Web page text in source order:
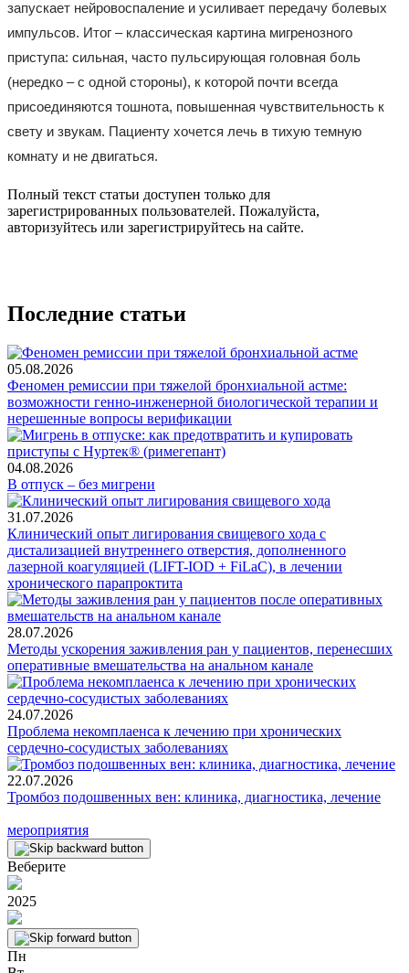
запускает нейровоспаление и усиливает передачу болевых
импульсов. Итог – классическая картина мигренозного
приступа: сильная, часто пульсирующая головная боль
(нередко – с одной стороны), к которой почти всегда
присоединяются тошнота, повышенная чувствительность к
свету и звукам. Пациенту хочется лечь в тихую темную
комнату и не двигаться.
Полный текст статьи доступен только для
зарегистрированных пользователей. Пожалуйста,
авторизуйтесь или зарегистрируйтесь на сайте.
Последние статьи
05.08.2026
Феномен ремиссии при тяжелой бронхиальной астме:
возможности генно-инженерной биологической терапии и
нерешенные вопросы верификации
04.08.2026
В отпуск – без мигрени
31.07.2026
Клинический опыт лигирования свищевого хода с
дистализацией внутреннего отверстия, дополненного
лазерной коагуляцией (LIFT-IOD + FiLaC), в лечении
хронического парапроктита
28.07.2026
Методы ускорения заживления ран у пациентов, перенесших
оперативные вмешательства на анальном канале
24.07.2026
Проблема некомплаенса к лечению при хронических
сердечно-сосудистых заболеваниях
22.07.2026
Тромбоз подошвенных вен: клиника, диагностика, лечение
мероприятия
Веберите
2025
Пн